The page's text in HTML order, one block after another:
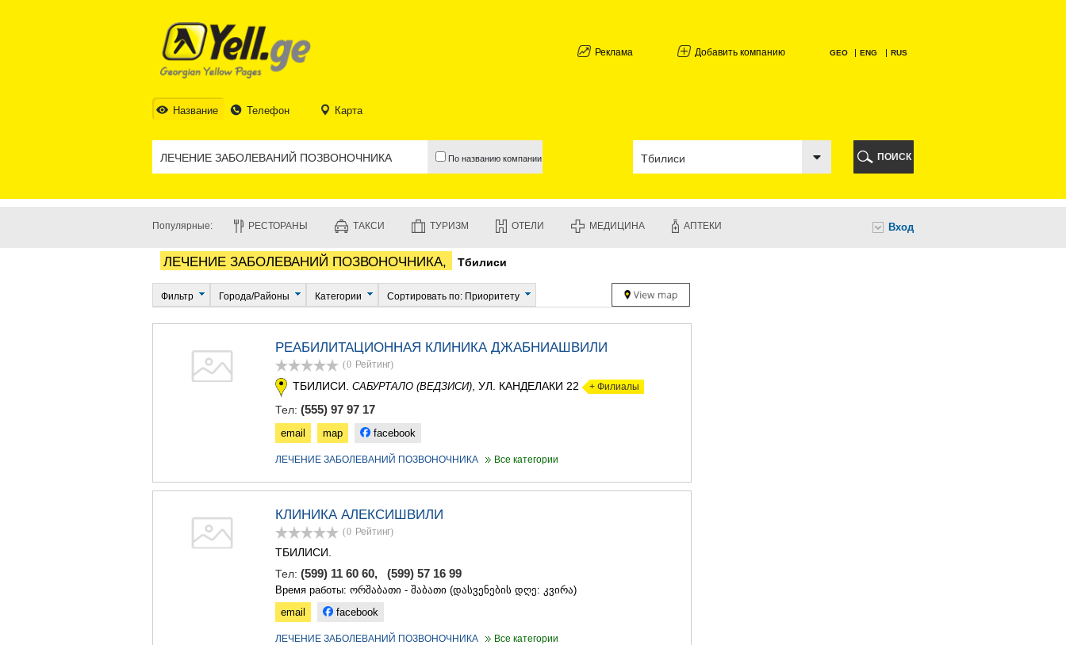
Реклама Добавить компанию GEO ENG RUS
Название Телефон Карта
По названию компании
АДЖАРИЯ
ЧАКВИ
ЛАНЧХУТИ
ЧОХАТАУРИ
ВАНИ
ТЕРДЖОЛА
АХМЕТА
ПОИСК
Популярные: РЕСТОРАНЫ ТАКСИ ТУРИЗМ ОТЕЛИ МЕДИЦИНА АПТЕКИ Вход
ЛЕЧЕНИЕ ЗАБОЛЕВАНИЙ ПОЗВОНОЧНИКА, Тбилиси
Фильтр Города/Районы Категории Сортировать по: Приоритету
РЕАБИЛИТАЦИОННАЯ КЛИНИКА ДЖАБНИАШВИЛИ
(0 Рейтинг)
ТБИЛИСИ. САБУРТАЛО (ВЕДЗИСИ) , УЛ. КАНДЕЛАКИ 22 + Филиалы
Тел: (555) 97 97 17
email map facebook
ЛЕЧЕНИЕ ЗАБОЛЕВАНИЙ ПОЗВОНОЧНИКА Все категории
КЛИНИКА АЛЕКСИШВИЛИ
(0 Рейтинг)
ТБИЛИСИ.
Тел: (599) 11 60 60, (599) 57 16 99
Время работы: ორშაბათი - შაბათი (დასვენების დღე: კვირა)
email
facebook
ЛЕЧЕНИЕ ЗАБОЛЕВАНИЙ ПОЗВОНОЧНИКА Все категории